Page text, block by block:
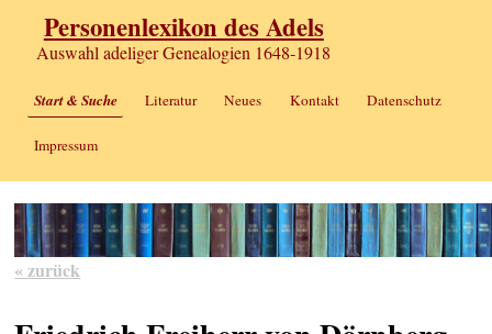
Personenlexikon des Adels
Auswahl adeliger Genealogien 1648-1918
Start & Suche Literatur Neues Kontakt Datenschutz
Impressum
« zurück